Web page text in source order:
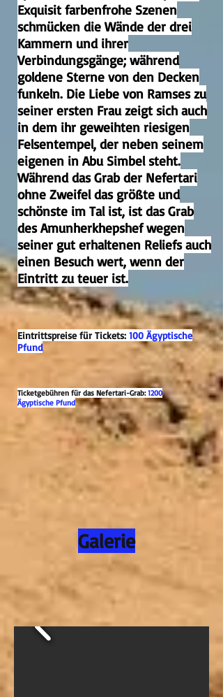
Exquisit farbenfrohe Szenen
schmücken die Wände der drei
Kammern und ihrer
Verbindungsgänge; während
goldene Sterne von den Decken
funkeln. Die Liebe von Ramses zu
seiner ersten Frau zeigt sich auch
in dem ihr geweihten riesigen
Felsentempel, der neben seinem
eigenen in Abu Simbel steht.
Während das Grab der Nefertari
ohne Zweifel das größte und
schönste im Tal ist, ist das Grab
des Amunherkhepshef wegen
seiner gut erhaltenen Reliefs auch
einen Besuch wert, wenn der
Eintritt zu teuer ist.
Eintrittspreise für Tickets: 100 Ägyptische
Pfund
Ticketgebühren für das Nefertari-Grab:1200
Ägyptische Pfund
Galerie